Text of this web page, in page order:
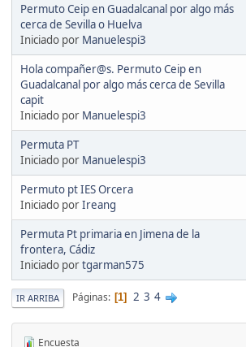
Permuto Ceip en Guadalcanal por algo más
cerca de Sevilla o Huelva
Iniciado por Manuelespi3
Hola compañer@s. Permuto Ceip en
Guadalcanal por algo más cerca de Sevilla
capit
Iniciado por Manuelespi3
Permuta PT
Iniciado por Manuelespi3
Permuto pt IES Orcera
Iniciado porIreang
Permuta Pt primaria en Jimena de la
frontera, Cádiz
Iniciado portgarman575
IR ARRIBA Páginas 1 2 3 4
Encuesta